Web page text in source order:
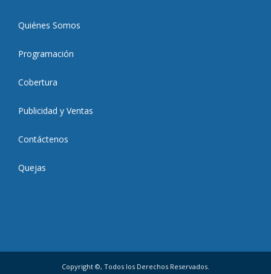
Quiénes Somos
Programación
Cobertura
Publicidad y Ventas
Contáctenos
Quejas
Copyright ©, Todos los Derechos Reservados.